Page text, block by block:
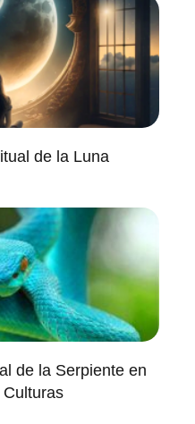
de la Luna
de la Serpiente en